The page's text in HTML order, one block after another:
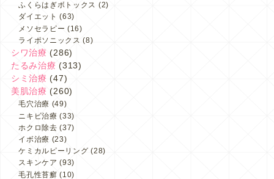
ふくらはぎボトックス (2)
ダイエット (63)
メソセラピー (16)
ライポソニックス (8)
シワ治療 (286)
たるみ治療 (313)
シミ治療 (47)
美肌治療 (260)
毛穴治療 (49)
ニキビ治療 (33)
ホクロ除去 (37)
イボ治療 (23)
ケミカルピーリング (28)
スキンケア (93)
毛孔性苔癬 (10)